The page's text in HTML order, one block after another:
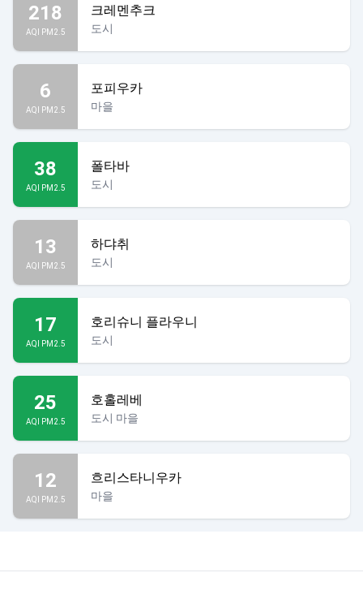
218
AQI PM2.5
크레멘추크
도시
6
AQI PM2.5
포피우카
마을
38
AQI PM2.5
폴타바
도시
13
AQI PM2.5
하댜취
도시
17
AQI PM2.5
호리슈니 플라우니
도시
25
AQI PM2.5
호홀레베
도시 마을
12
AQI PM2.5
흐리스타니우카
마을